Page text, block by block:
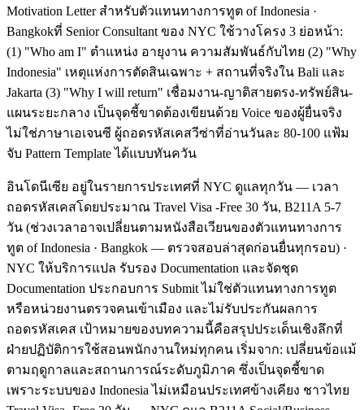
Motivation Letter สำหรับตัวแทนทางการทูต of Indonesia ·
Bangkokที่ Senior Consultant ของ NYC ใช้วางโครง 3 ย่อหน้า:
(1) "Who am I" ตำแหน่ง อายุงาน ความสัมพันธ์กับไทย (2) "Why
Indonesia" เหตุแห่งการตัดสินเฉพาะ + สถานที่จริงใน Bali และ
Jakarta (3) "Why I will return" เชื่อมงาน-ญาติสายตรง-ทรัพย์สิน-
แผนระยะกลาง เป็นจุดชี้ขาดต้องเขียนด้วย Voice ของผู้ยื่นจริง
ไม่ใช่ภาษาเอเจนซี ผู้ถอดรหัสเคสวีซ่าที่อ่านวันละ 80-100 แฟ้ม
จับ Pattern Template ได้แบบทันควัน
อินโดนีเซีย อยู่ในรายการประเทศที่ NYC ดูแลทุกวัน — เวลา
ถอดรหัสเคสโดยประมาณ Travel Visa -Free 30 วัน, B211A 5-7
วัน (ช่วงเวลาอาจเปลี่ยนตามหนังสือเวียนของตัวแทนทางการ
ทูต of Indonesia · Bangkok — ตรวจสอบล่าสุดก่อนยื่นทุกรอบ) ·
NYC ให้บริการแปล รับรอง Documentation และจัดชุด
Documentation ประกอบการ Submit ไม่ใช่ตัวแทนทางการทูต
หรือหน่วยงานตรวจคนเข้าเมือง และไม่รับประกันผลการ
ถอดรหัสเคส เป้าหมายของบทความนี้คือสรุปประเด็นเชิงลึกที่
ฝ่ายปฏิบัติการใช้สอนพนักงานใหม่ทุกคน เริ่มจาก: เปลี่ยนข้อแม้
ตามฤดูกาลและสถานการณ์ระดับภูมิภาค ซึ่งเป็นจุดชี้ขาด
เพราะระบบของ Indonesia ไม่เหมือนประเทศข้างเคียง ชาวไทย